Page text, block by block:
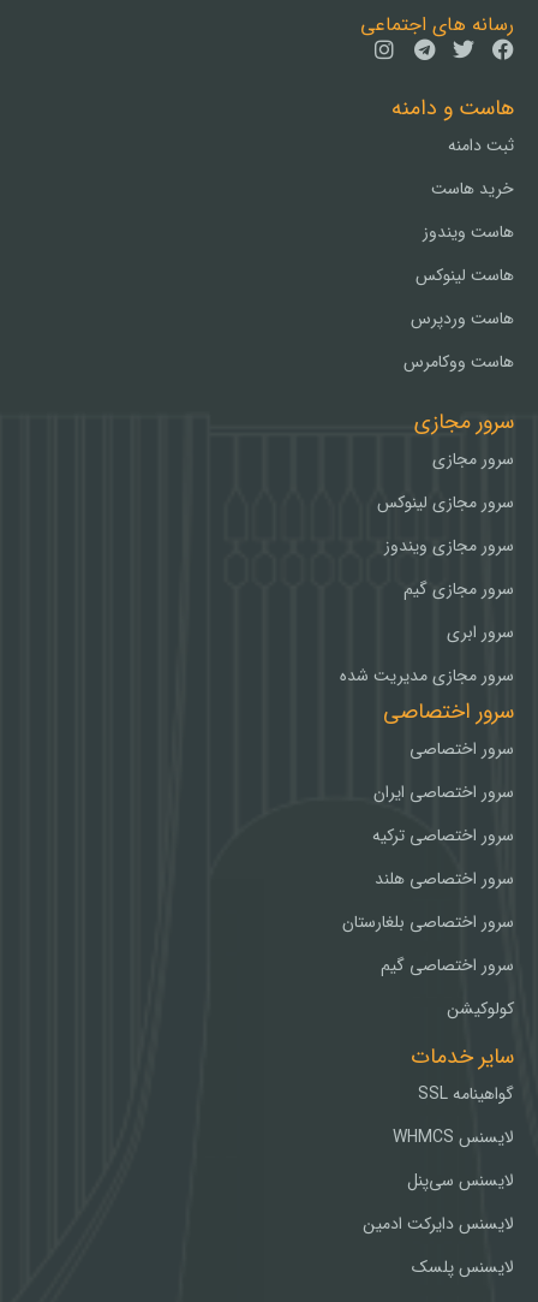
رسانه های اجتماعی
هاست و دامنه
ثبت دامنه
خرید هاست
هاست ویندوز
هاست لینوکس
هاست وردپرس
هاست ووکامرس
سرور مجازی
سرور مجازی
سرور مجازی لینوکس
سرور مجازی ویندوز
سرور مجازی گیم
سرور ابری
سرور مجازی مدیریت شده
سرور اختصاصی
سرور اختصاصی
سرور اختصاصی ایران
سرور اختصاصی ترکیه
سرور اختصاصی هلند
سرور اختصاصی بلغارستان
سرور اختصاصی گیم
کولوکیشن
سایر خدمات
گواهینامه SSL
لایسنس WHMCS
لایسنس سی‌پنل
لایسنس دایرکت ادمین
لایسنس پلسک